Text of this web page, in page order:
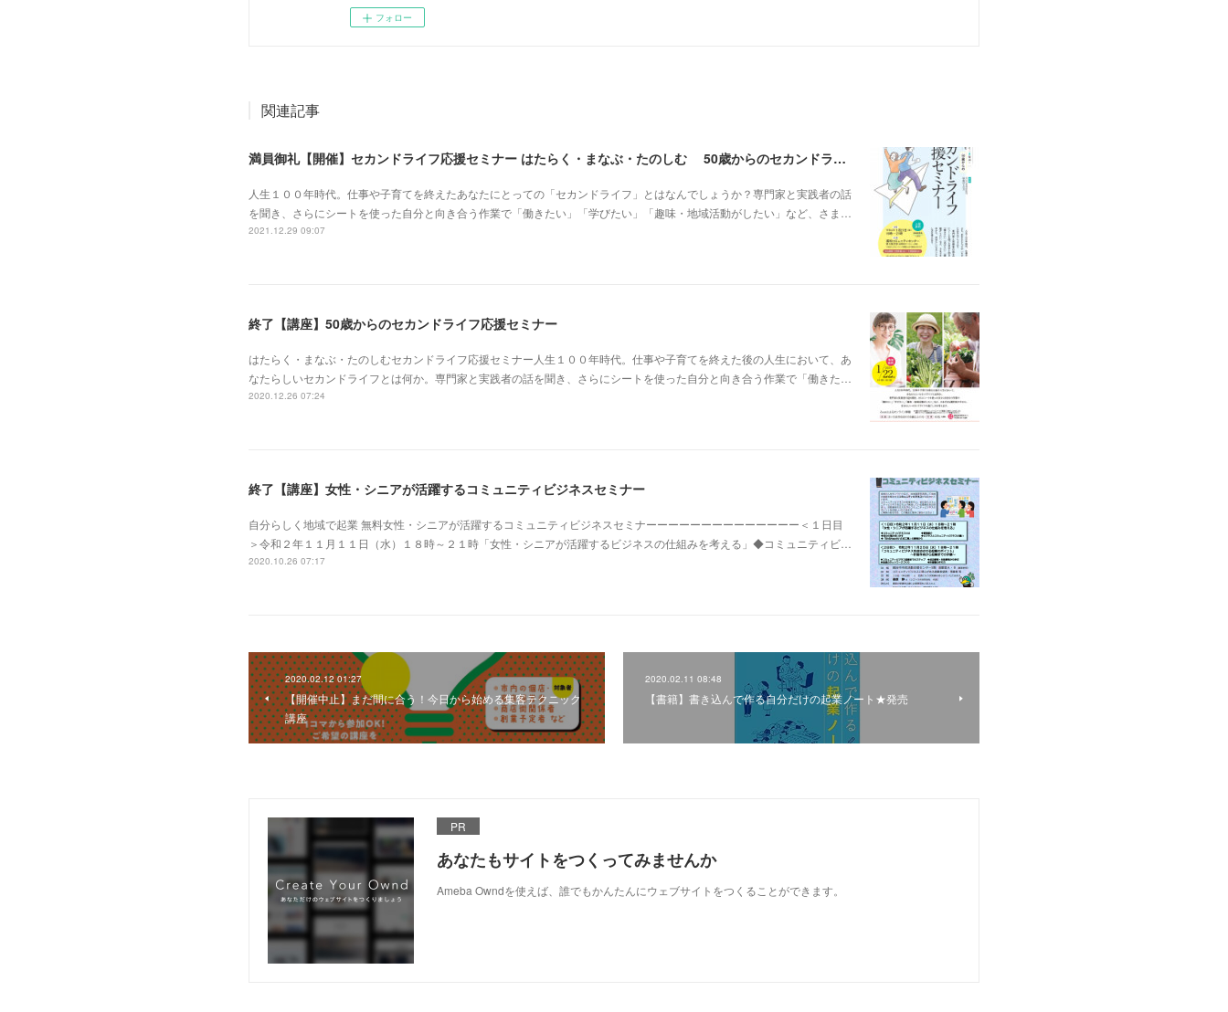
フォロー
関連記事
満員御礼【開催】セカンドライフ応援セミナー はたらく・まなぶ・たのしむ 50歳からのセカンドライフ応援セミナー
人生１００年時代。仕事や子育てを終えたあなたにとっての「セカンドライフ」とはなんでしょうか？専門家と実践者の話
を聞き、さらにシートを使った自分と向き合う作業で「働きたい」「学びたい」「趣味・地域活動がしたい」など、さま…
2021.12.29 09:07
終了【講座】50歳からのセカンドライフ応援セミナー
はたらく・まなぶ・たのしむセカンドライフ応援セミナー人生１００年時代。仕事や子育てを終えた後の人生において、あ
なたらしいセカンドライフとは何か。専門家と実践者の話を聞き、さらにシートを使った自分と向き合う作業で「働きた…
2020.12.26 07:24
終了【講座】女性・シニアが活躍するコミュニティビジネスセミナー
自分らしく地域で起業 無料女性・シニアが活躍するコミュニティビジネスセミナーーーーーーーーーーーーーー＜１日目
＞令和２年１１月１１日（水）１８時～２１時「女性・シニアが活躍するビジネスの仕組みを考える」◆コミュニティビ…
2020.10.26 07:17
2020.02.12 01:27
【開催中止】まだ間に合う！今日から始める集客テクニック
講座
2020.02.11 08:48
【書籍】書き込んで作る自分だけの起業ノート★発売
PR
あなたもサイトをつくってみませんか
Ameba Owndを使えば、誰でもかんたんにウェブサイトをつくることができます。